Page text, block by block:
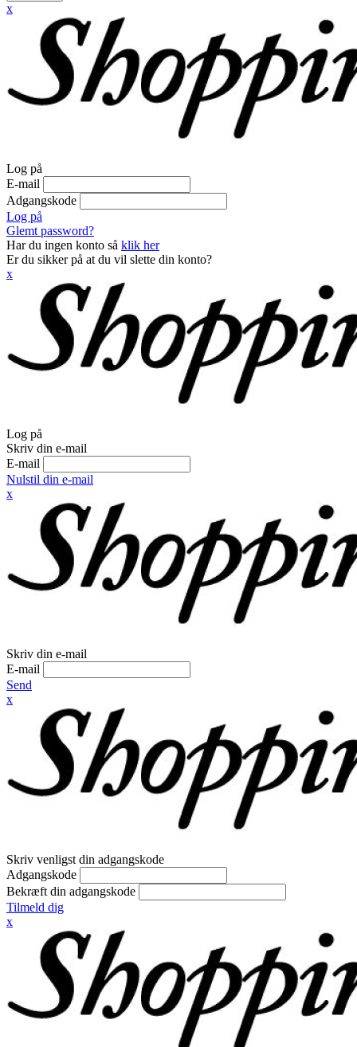
x
Log på
E-mail
Adgangskode
Log på
Glemt password?
Har du ingen konto så klik her
Er du sikker på at du vil slette din konto?
x
Log på
Skriv din e-mail
E-mail
Nulstil din e-mail
x
Skriv din e-mail
E-mail
Send
x
Skriv venligst din adgangskode
Adgangskode
Bekræft din adgangskode
Tilmeld dig
x